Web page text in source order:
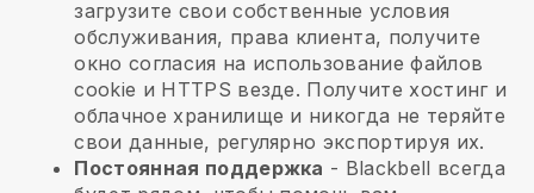
загрузите свои собственные условия
обслуживания, права клиента, получите
окно согласия на использование файлов
cookie и HTTPS везде. Получите хостинг и
облачное хранилище и никогда не теряйте
свои данные, регулярно экспортируя их.
Постоянная поддержка - Blackbell всегда